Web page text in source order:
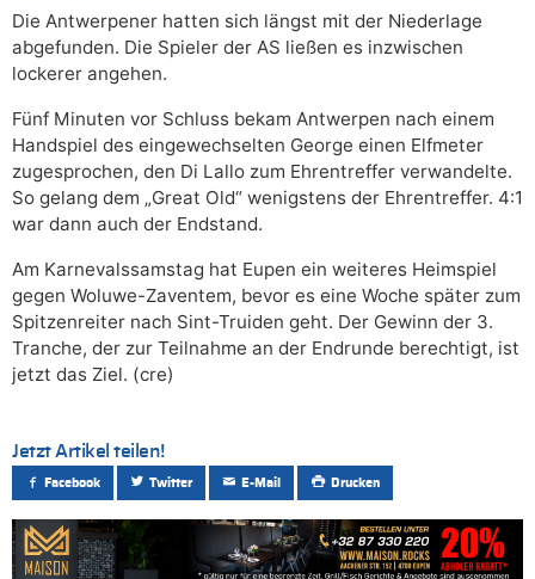
Die Antwerpener hatten sich längst mit der Niederlage
abgefunden. Die Spieler der AS ließen es inzwischen
lockerer angehen.
Fünf Minuten vor Schluss bekam Antwerpen nach einem
Handspiel des eingewechselten George einen Elfmeter
zugesprochen, den Di Lallo zum Ehrentreffer verwandelte.
So gelang dem „Great Old“ wenigstens der Ehrentreffer. 4:1
war dann auch der Endstand.
Am Karnevalssamstag hat Eupen ein weiteres Heimspiel
gegen Woluwe-Zaventem, bevor es eine Woche später zum
Spitzenreiter nach Sint-Truiden geht. Der Gewinn der 3.
Tranche, der zur Teilnahme an der Endrunde berechtigt, ist
jetzt das Ziel. (cre)
Jetzt Artikel teilen!
Facebook Twitter E-Mail Drucken